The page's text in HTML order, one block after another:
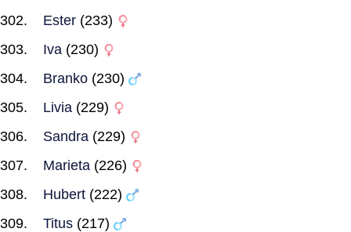
Ester (233)
Iva (230)
Branko (230)
Livia (229)
Sandra (229)
Marieta (226)
Hubert (222)
Titus (217)